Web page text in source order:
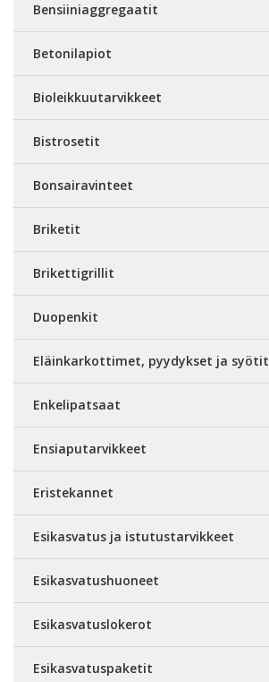
Bensiiniaggregaatit
Betonilapiot
Bioleikkuutarvikkeet
Bistrosetit
Bonsairavinteet
Briketit
Brikettigrillit
Duopenkit
Eläinkarkottimet, pyydykset ja syötit
Enkelipatsaat
Ensiaputarvikkeet
Eristekannet
Esikasvatus ja istutustarvikkeet
Esikasvatushuoneet
Esikasvatuslokerot
Esikasvatuspaketit